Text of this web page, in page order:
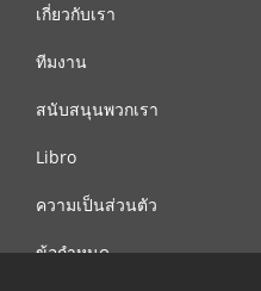
เกี่ยวกับเรา
ทีมงาน
สนับสนุนพวกเรา
Libro
ความเป็นส่วนตัว
ข้อกำหนด